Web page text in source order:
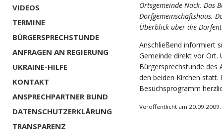
VIDEOS
TERMINE
BÜRGERSPRECHSTUNDE
ANFRAGEN AN REGIERUNG
UKRAINE-HILFE
KONTAKT
ANSPRECHPARTNER BUND
DATENSCHUTZERKLÄRUNG
TRANSPARENZ
Ortsgemeinde Nack. Das
Dorfgemeinschaftshaus.
Überblick über die
Anschließend informiert
Gemeinde direkt vor Ort.
Bürgersprechstunde des
den beiden Kirchen
Besuchsprogramm
Veröffentlicht am 20.09.2009.